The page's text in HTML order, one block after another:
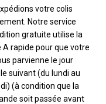
votre colis
Notre service
gratuite utilise la
A rapide pour que votre
parvienne le jour
suivant (du lundi au
(à condition que la
soit passée avant